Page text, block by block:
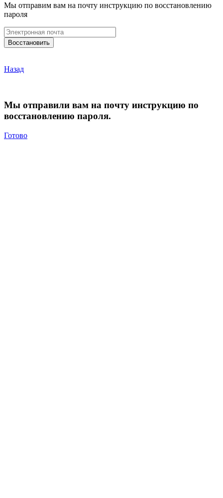
Мы отправим вам на почту инструкцию по восстановлению
пароля
Назад
Мы отправили вам на почту инструкцию по
восстановлению пароля.
Готово